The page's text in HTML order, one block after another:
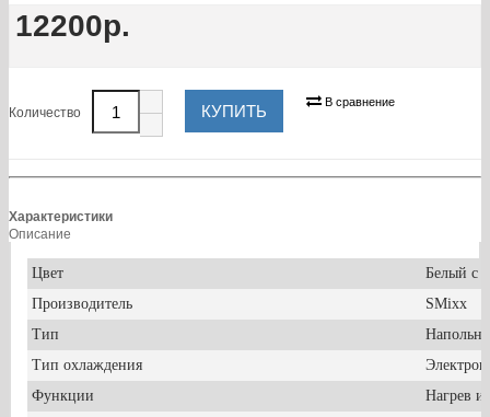
12200р.
Количество КУПИТЬ В сравнение
Характеристики
Описание
Цвет
Белый с
Производитель
SMixx
Тип
Тип охлаждения
Функции
Нагрев и